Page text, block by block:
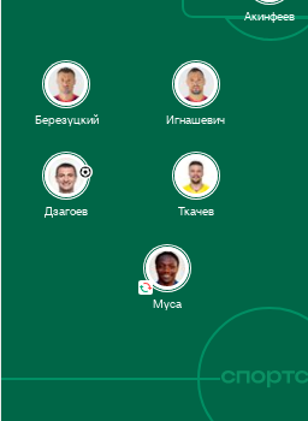
Акинфеев
Березуцкий Игнашевич
Дзагоев Ткачев
Муса